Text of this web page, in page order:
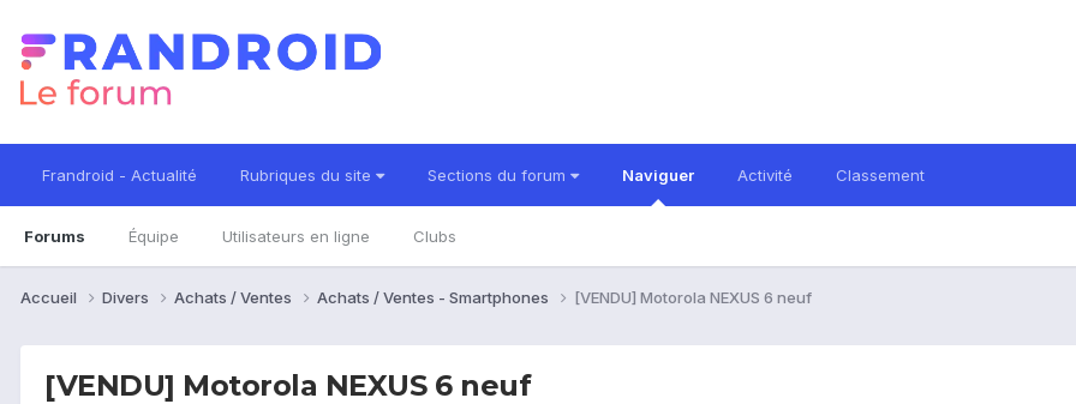
Frandroid - Actualité Rubriques du site Sections du forum Naviguer
Forums Équipe Utilisateurs en ligne Clubs
Activité Classement
Accueil Divers Achats / Ventes Achats / Ventes - Smartphones [VENDU] Motorola NEXUS 6 neuf
[VENDU] Motorola NEXUS 6 neuf